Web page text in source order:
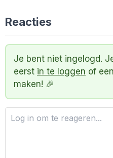
Reacties
Je bent niet ingelogd.
eerst in te loggen of een
maken! 🎉